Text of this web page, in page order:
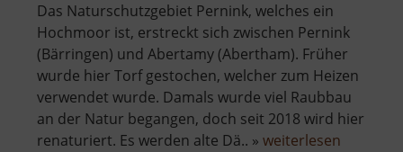
Das Naturschutzgebiet Pernink, welches ein
Hochmoor ist, erstreckt sich zwischen Pernink
(Bärringen) und Abertamy (Abertham). Früher
wurde hier Torf gestochen, welcher zum Heizen
verwendet wurde. Damals wurde viel Raubbau
an der Natur begangen, doch seit 2018 wird hier
renaturiert. Es werden alte Dä.. » weiterlesen